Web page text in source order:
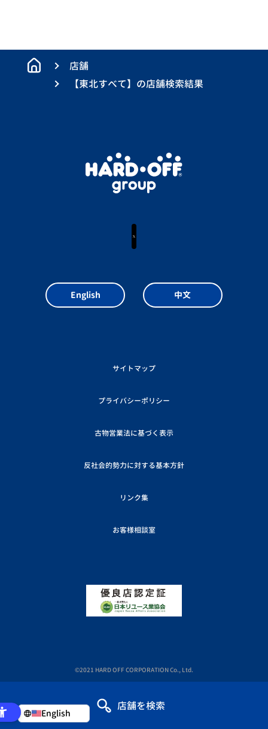
English
店舗を検索
店舗
【東北すべて】の店舗検索結果
サイトマップ
プライバシーポリシー
古物営業法に基づく表示
反社会的勢力に対する基本方針
リンク集
お客様相談室
English 中文
©2021 HARD OFF CORPORATION Co., Ltd.